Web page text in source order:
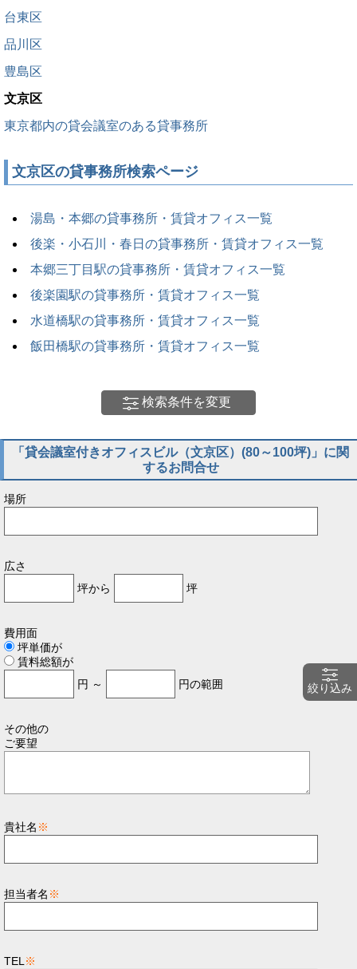
台東区
品川区
豊島区
文京区
東京都内の貸会議室のある貸事務所
文京区の貸事務所検索ページ
湯島・本郷の貸事務所・賃貸オフィス一覧
後楽・小石川・春日の貸事務所・賃貸オフィス一覧
本郷三丁目駅の貸事務所・賃貸オフィス一覧
後楽園駅の貸事務所・賃貸オフィス一覧
水道橋駅の貸事務所・賃貸オフィス一覧
飯田橋駅の貸事務所・賃貸オフィス一覧
検索条件を変更
絞り込み
「貸会議室付きオフィスビル（文京区）(80～100坪)」に関
するお問合せ
場所
広さ
坪から
坪
費用面
坪単価が
賃料総額が
円 ～
円の範囲
その他の
ご要望
貴社名 ※
担当者名 ※
TEL※